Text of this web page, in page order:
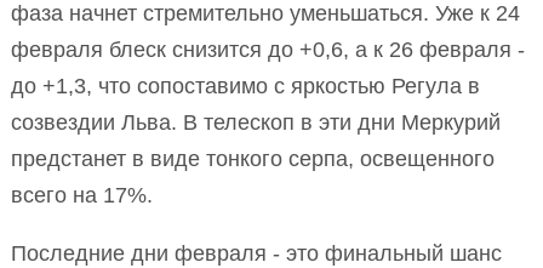
фаза начнет стремительно уменьшаться. Уже к 24
февраля блеск снизится до +0,6, а к 26 февраля -
до +1,3, что сопоставимо с яркостью Регула в
созвездии Льва. В телескоп в эти дни Меркурий
предстанет в виде тонкого серпа, освещенного
всего на 17%.
Последние дни февраля - это финальный шанс